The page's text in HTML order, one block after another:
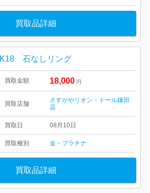
買取品詳細
K18 石なしリング
買取金額 18,000 円
買取店舗
さすがやリオン・ドール鎌田
店
買取日 08月10日
買取種別 金・プラチナ
買取品詳細